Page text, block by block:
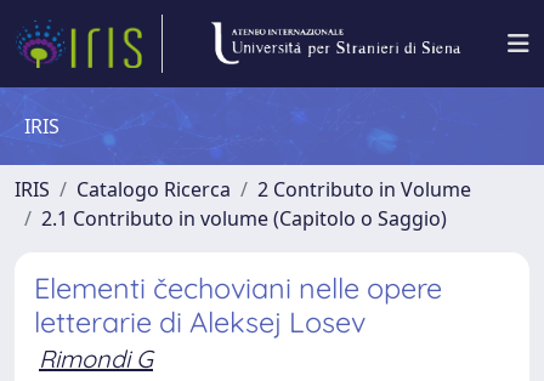
IRIS
IRIS Catalogo Ricerca
2 Contributo in Volume
2.1 Contributo in volume (Capitolo o Saggio)
Elementi čechoviani nelle opere
letterarie di Aleksej Losev
Rimondi G